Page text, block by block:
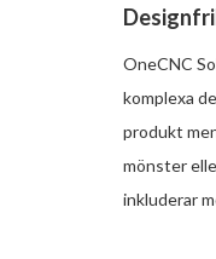
OneCNC
komplexa
produkt
mönster
inkluderar